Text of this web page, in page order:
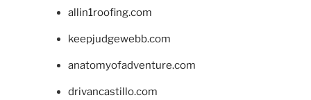
allin1roofing.com
keepjudgewebb.com
anatomyofadventure.com
drivancastillo.com